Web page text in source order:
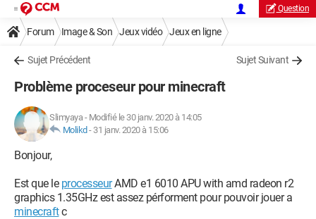
Question
Forum Image & Son Jeux vidéo Jeux en ligne
Sujet Précédent Sujet Suivant
Problème proceseur pour minecraft
Slimyaya- Modifié le 30 janv. 2020 à 14:05
Molikd - 31 janv. 2020 à 15:06
Bonjour,
Est que le processeurAMD e1 6010 APU with amd radeon r2
graphics 1.35GHz est assez pérforment pour pouvoir jouer a
minecraftc